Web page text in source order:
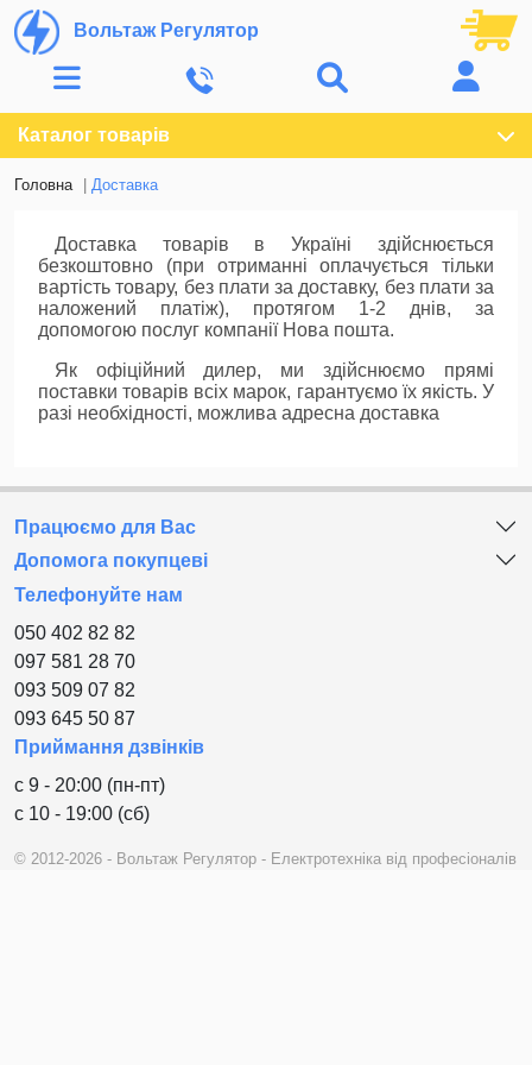
Вольтаж Регулятор
Каталог товарів
Головна Доставка
Доставка товарів в Україні здійснюється
безкоштовно (при отриманні оплачується тільки
вартість товару, без плати за доставку, без плати за
наложений платіж), протягом 1-2 днів, за
допомогою послуг компанії Нова пошта.
Як офіційний дилер, ми здійснюємо прямі
поставки товарів всіх марок, гарантуємо їх якість. У
разі необхідності, можлива адресна доставка
Працюємо для Вас
Допомога покупцеві
Телефонуйте нам
050 402 82 82
097 581 28 70
093 509 07 82
093 645 50 87
Приймання дзвінків
с 9 - 20:00 (пн-пт)
с 10 - 19:00 (сб)
© 2012-2026 - Вольтаж Регулятор - Електротехніка від професіоналів